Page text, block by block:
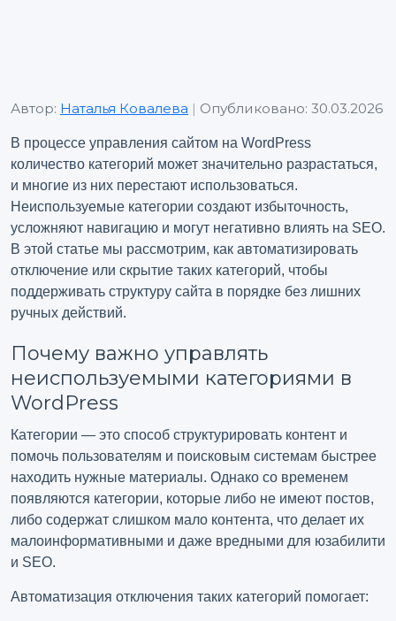
Автор: Наталья Ковалева | Опубликовано: 30.03.2026
В процессе управления сайтом на WordPress
количество категорий может значительно разрастаться,
и многие из них перестают использоваться.
Неиспользуемые категории создают избыточность,
усложняют навигацию и могут негативно влиять на SEO.
В этой статье мы рассмотрим, как автоматизировать
отключение или скрытие таких категорий, чтобы
поддерживать структуру сайта в порядке без лишних
ручных действий.
Почему важно управлять
неиспользуемыми категориями в
WordPress
Категории — это способ структурировать контент и
помочь пользователям и поисковым системам быстрее
находить нужные материалы. Однако со временем
появляются категории, которые либо не имеют постов,
либо содержат слишком мало контента, что делает их
малоинформативными и даже вредными для юзабилити
и SEO.
Автоматизация отключения таких категорий помогает: